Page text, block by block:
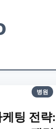
병원
팅 전